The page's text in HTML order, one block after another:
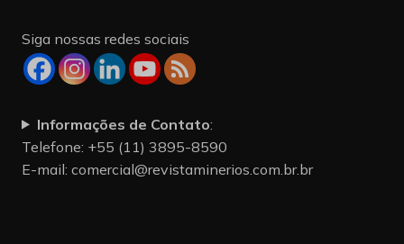
Siga nossas redes sociais
Informações de Contato:
Telefone: +55 (11) 3895-8590
E-mail: comercial@revistaminerios.com.br.br